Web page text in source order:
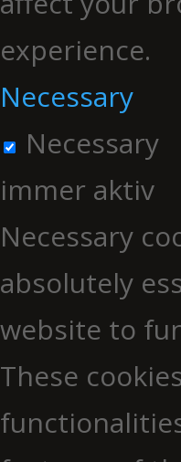
experience.
Necessary
Necessary
immer aktiv
Necessary
absolutely
website to
These